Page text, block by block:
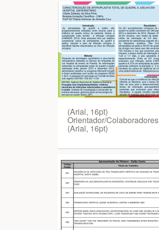
(Arial, 16pt)
Orientador/Colaboradores
(Arial, 16pt)